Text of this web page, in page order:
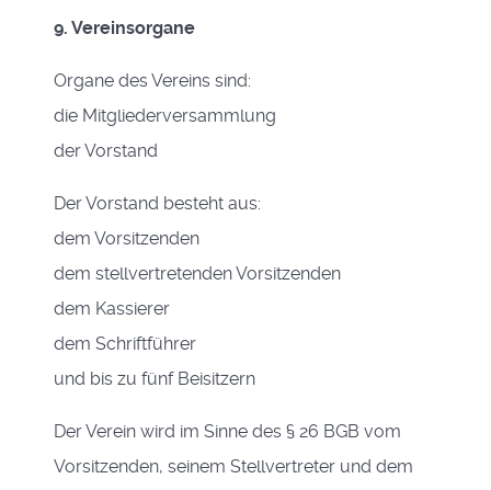
9. Vereinsorgane
Organe des Vereins sind:
die Mitgliederversammlung
der Vorstand
Der Vorstand besteht aus:
dem Vorsitzenden
dem stellvertretenden Vorsitzenden
dem Kassierer
dem Schriftführer
und bis zu fünf Beisitzern
Der Verein wird im Sinne des § 26 BGB vom
Vorsitzenden, seinem Stellvertreter und dem